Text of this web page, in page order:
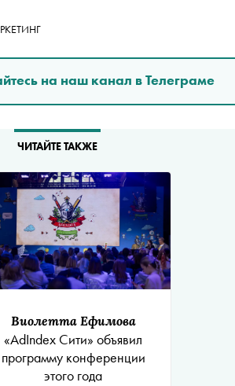
на наш канал в Телеграме
ЧИТАЙТЕ ТАКЖЕ
Виолетта Ефимова
«AdIndex Сити» объявил
программу конференции
этого года